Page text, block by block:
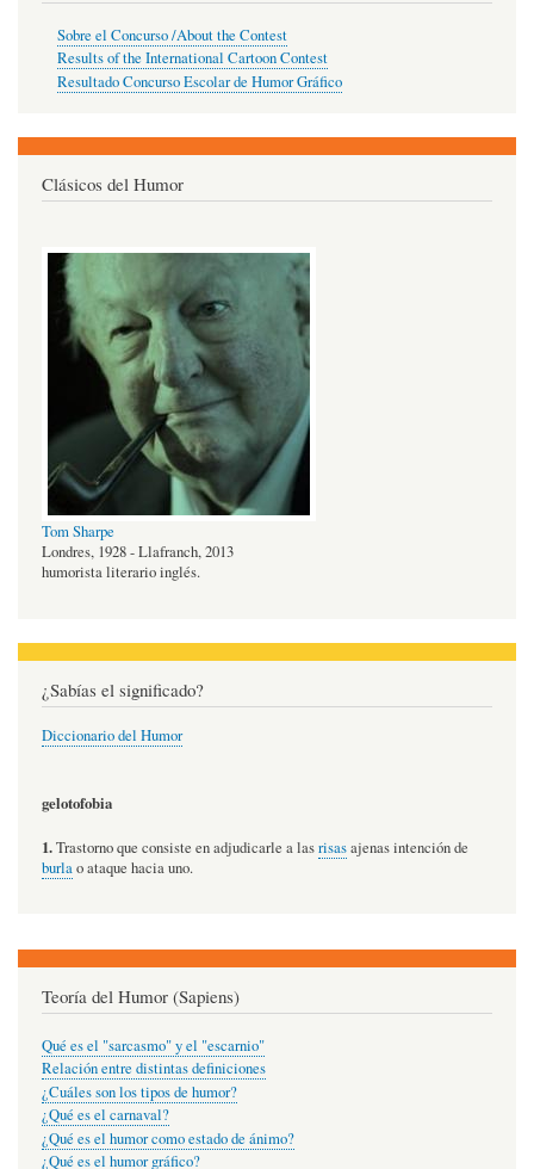
Sobre el Concurso /About the Contest
Results of the International Cartoon Contest
Resultado Concurso Escolar de Humor Gráfico
Clásicos del Humor
Tom Sharpe
Londres, 1928 - Llafranch, 2013
humorista literario inglés.
¿Sabías el significado?
Diccionario del Humor
gelotofobia
1.Trastorno que consiste en adjudicarle a lasrisasajenas intención de
burlao ataque hacia uno.
Teoría del Humor (Sapiens)
Qué es el "sarcasmo" y el "escarnio"
Relación entre distintas definiciones
¿Cuáles son los tipos de humor?
¿Qué es el carnaval?
¿Qué es el humor como estado de ánimo?
¿Qué es el humor gráfico?